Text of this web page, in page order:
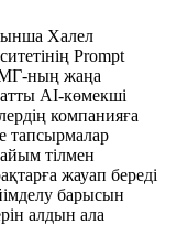
Халел
Prompt
ның жаңа
AI-көмекші
компанияға
тапсырмалар
тілмен
жауап береді
барысын
алдын ала